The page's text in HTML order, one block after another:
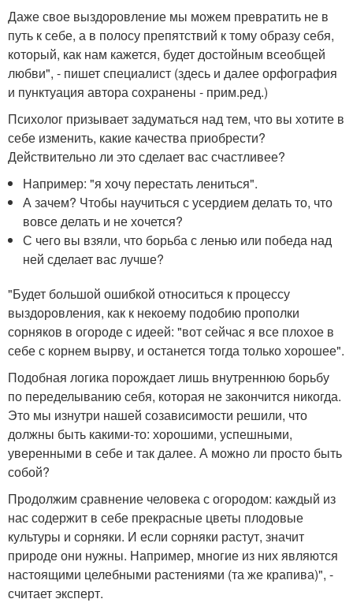
Даже свое выздоровление мы можем превратить не в
путь к себе, а в полосу препятствий к тому образу себя,
который, как нам кажется, будет достойным всеобщей
любви", - пишет специалист (здесь и далее орфография
и пунктуация автора сохранены - прим.ред.)
Психолог призывает задуматься над тем, что вы хотите в
себе изменить, какие качества приобрести?
Действительно ли это сделает вас счастливее?
Например: "я хочу перестать лениться".
А зачем? Чтобы научиться с усердием делать то, что
вовсе делать и не хочется?
С чего вы взяли, что борьба с ленью или победа над
ней сделает вас лучше?
"Будет большой ошибкой относиться к процессу
выздоровления, как к некоему подобию прополки
сорняков в огороде с идеей: "вот сейчас я все плохое в
себе с корнем вырву, и останется тогда только хорошее".
Подобная логика порождает лишь внутреннюю борьбу
по переделыванию себя, которая не закончится никогда.
Это мы изнутри нашей созависимости решили, что
должны быть какими-то: хорошими, успешными,
уверенными в себе и так далее. А можно ли просто быть
собой?
Продолжим сравнение человека с огородом: каждый из
нас содержит в себе прекрасные цветы плодовые
культуры и сорняки. И если сорняки растут, значит
природе они нужны. Например, многие из них являются
настоящими целебными растениями (та же крапива)", -
считает эксперт.